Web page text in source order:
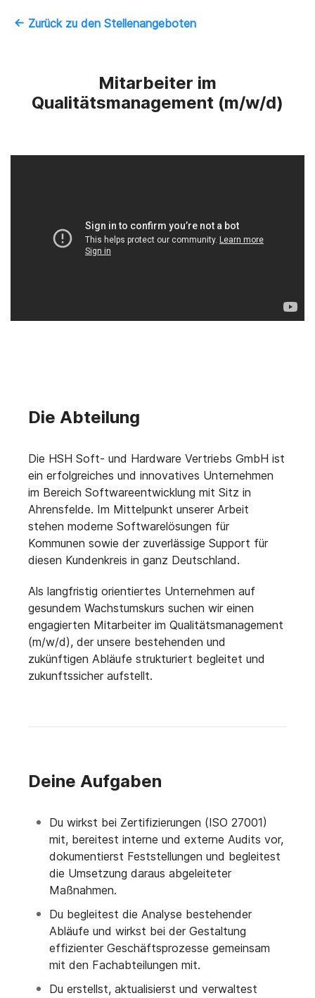
← Zurück zu den Stellenangeboten
Mitarbeiter im
Qualitätsmanagement (m/w/d)
Die Abteilung
Die HSH Soft- und Hardware Vertriebs GmbH ist
ein erfolgreiches und innovatives Unternehmen
im Bereich Softwareentwicklung mit Sitz in
Ahrensfelde. Im Mittelpunkt unserer Arbeit
stehen moderne Softwarelösungen für
Kommunen sowie der zuverlässige Support für
diesen Kundenkreis in ganz Deutschland.
Als langfristig orientiertes Unternehmen auf
gesundem Wachstumskurs suchen wir einen
engagierten Mitarbeiter im Qualitätsmanagement
(m/w/d), der unsere bestehenden und
zukünftigen Abläufe strukturiert begleitet und
zukunftssicher aufstellt.
Deine Aufgaben
Du wirkst bei Zertifizierungen (ISO 27001)
mit, bereitest interne und externe Audits vor,
dokumentierst Feststellungen und begleitest
die Umsetzung daraus abgeleiteter
Maßnahmen.
Du begleitest die Analyse bestehender
Abläufe und wirkst bei der Gestaltung
effizienter Geschäftsprozesse gemeinsam
mit den Fachabteilungen mit.
Du erstellst, aktualisierst und verwaltest